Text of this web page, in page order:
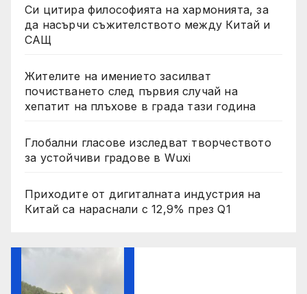
Си цитира философията на хармонията, за
да насърчи съжителството между Китай и
САЩ
Жителите на имението засилват
почистването след първия случай на
хепатит на плъхове в града тази година
Глобални гласове изследват творчеството
за устойчиви градове в Wuxi
Приходите от дигиталната индустрия на
Китай са нараснали с 12,9% през Q1